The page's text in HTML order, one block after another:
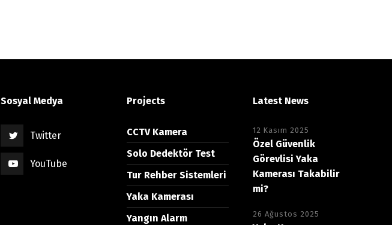
Sosyal Medya
Twitter
YouTube
Projects
CCTV Kamera
Solo Dedektör Test
Tur Rehber Sistemleri
Yaka Kamerası
Yangın Alarm
Latest News
12 Kasım 2025
Özel Güvenlik
Görevlisi Yaka
Kamerası Takabilir
mi?
26 Ağustos 2025